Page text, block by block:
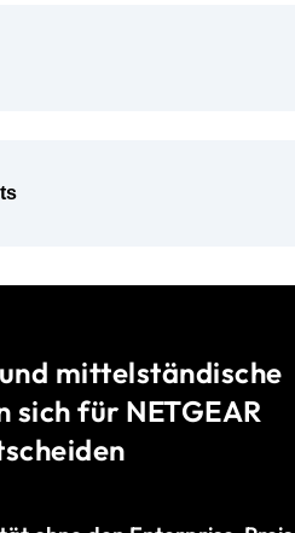
mittelständische
sich für NETGEAR